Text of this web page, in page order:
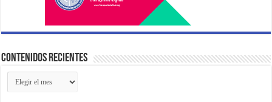
Contenidos Recientes
Contenidos
Recientes